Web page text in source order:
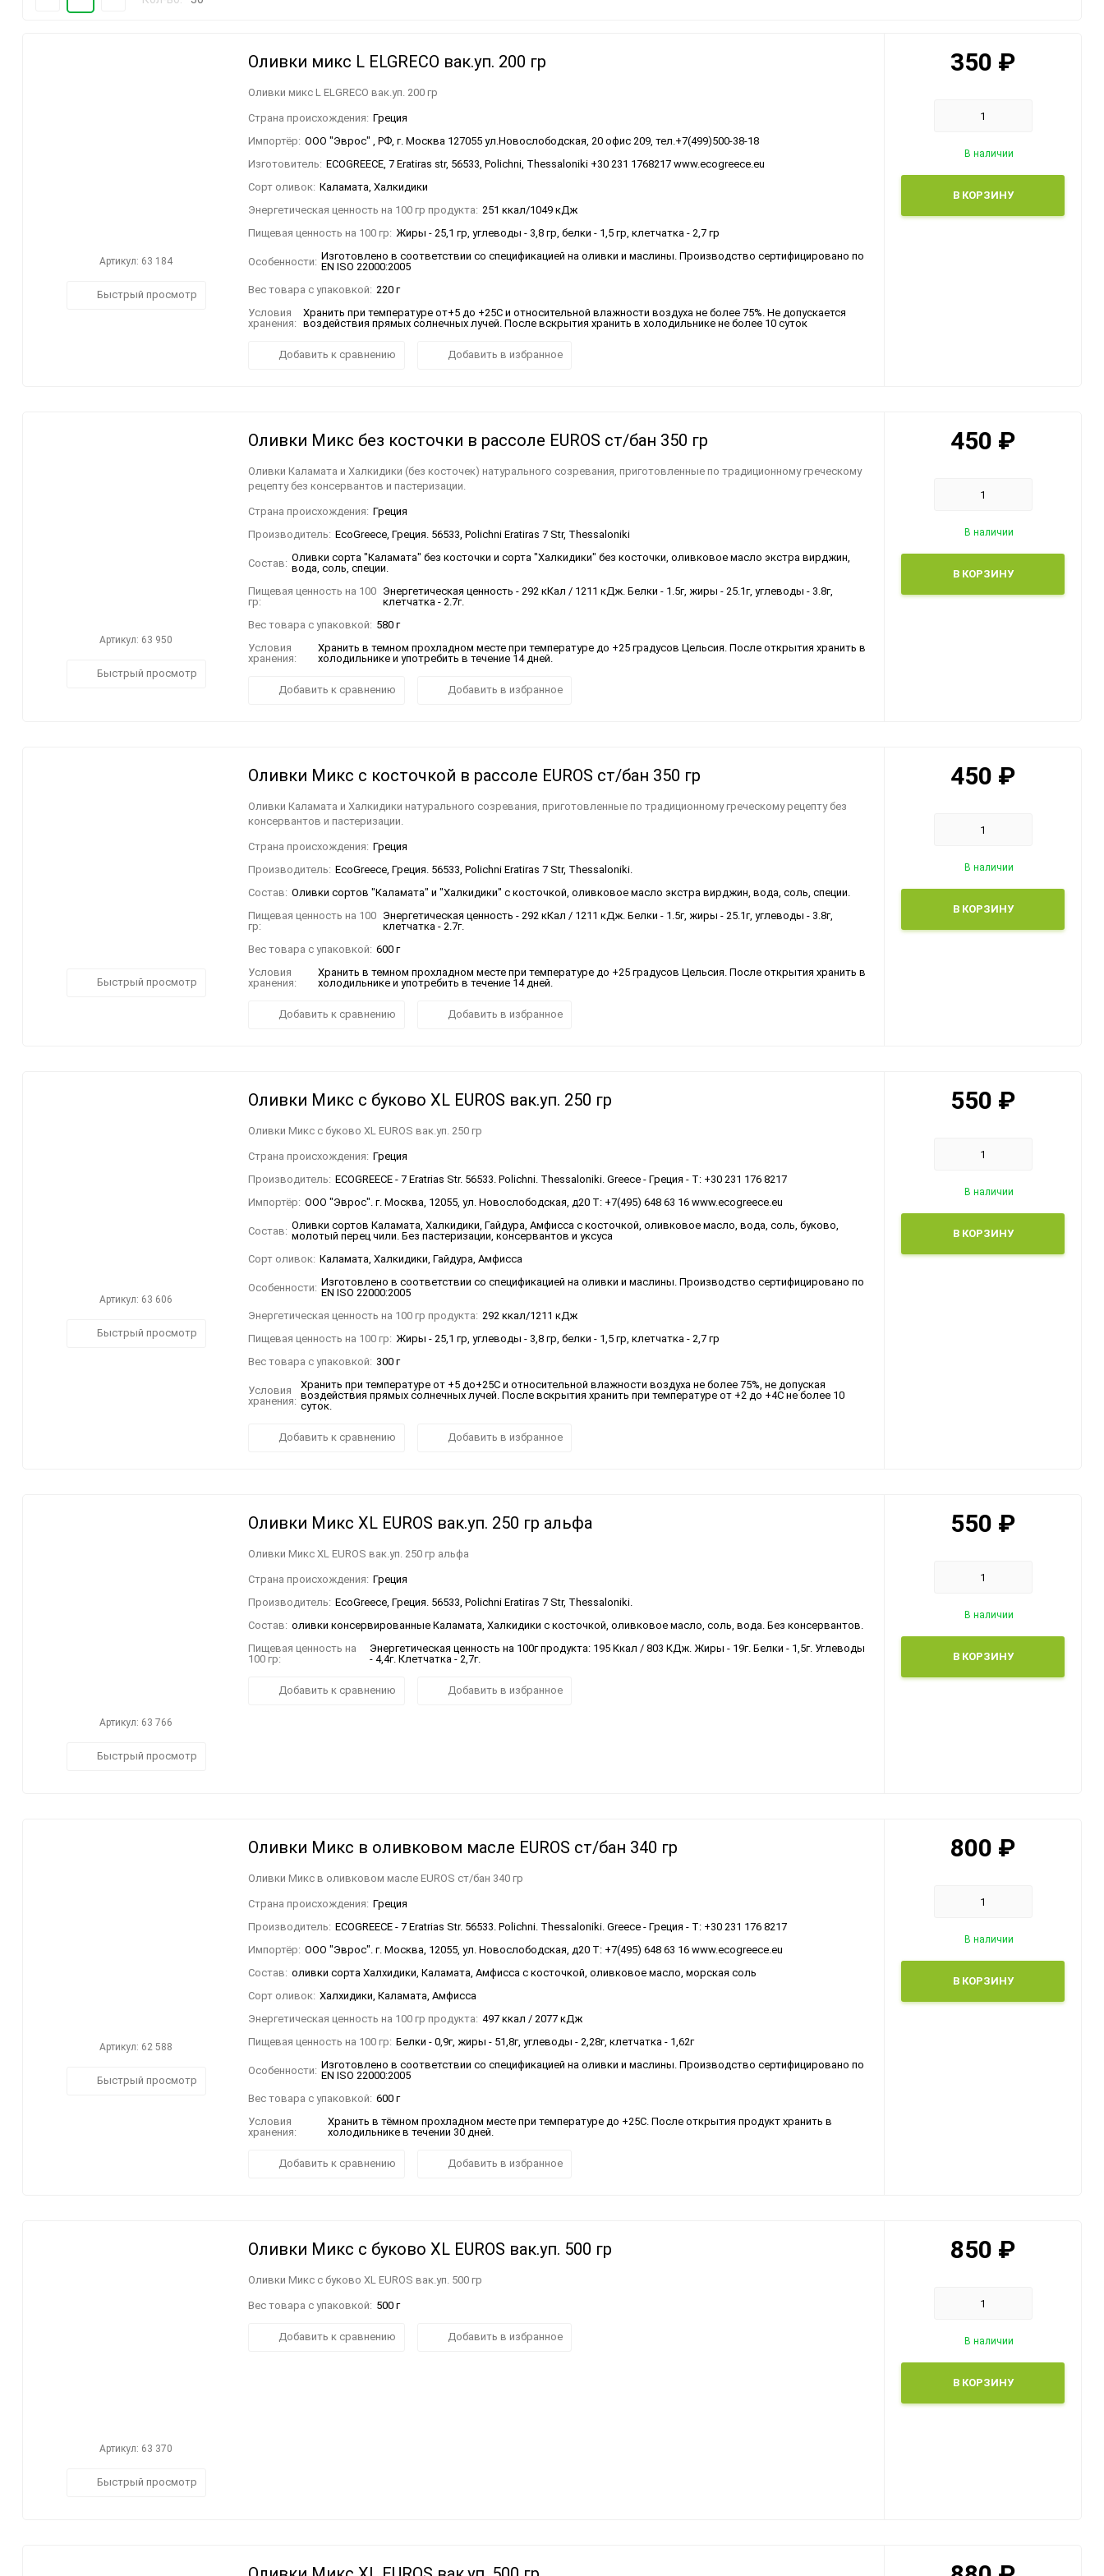
Артикул: 63 184
Быстрый просмотр
Оливки микс L ELGRECO вак.уп. 200 гр
Оливки микс L ELGRECO вак.уп. 200 гр
Страна происхождения: Греция
Импортёр: ООО "Эврос" , РФ, г. Москва 127055 ул.Новослободская, 20 офис 209, тел.+7(499)500-38-18
Изготовитель: ECOGREECE, 7 Eratiras str, 56533, Polichni, Thessaloniki +30 231 1768217 www.ecogreece.eu
Сорт оливок: Каламата, Халкидики
Энергетическая ценность на 100 гр продукта: 251 ккал/1049 кДж
Пищевая ценность на 100 гр: Жиры - 25,1 гр, углеводы - 3,8 гр, белки - 1,5 гр, клетчатка - 2,7 гр
Особенности: Изготовлено в соответствии со спецификацией на оливки и маслины. Производство сертифицировано по
EN ISO 22000:2005
Вес товара с упаковкой: 220 г
Условия
хранения:
Хранить при температуре от+5 до +25С и относительной влажности воздуха не более 75%. Не допускается
воздействия прямых солнечных лучей. После вскрытия хранить в холодильнике не более 10 суток
Добавить к сравнению Добавить в избранное
350 ₽
В наличии
В КОРЗИНУ
Артикул: 63 950
Быстрый просмотр
Оливки Микс без косточки в рассоле EUROS ст/бан 350 гр
Оливки Каламата и Халкидики (без косточек) натурального созревания, приготовленные по традиционному греческому
рецепту без консервантов и пастеризации.
Страна происхождения: Греция
Производитель: EcoGreece, Греция. 56533, Polichni Eratiras 7 Str, Thessaloniki
Состав: Оливки сорта "Каламата" без косточки и сорта "Халкидики" без косточки, оливковое масло экстра вирджин,
вода, соль, специи.
Пищевая ценность на 100
гр:
Энергетическая ценность - 292 кКал / 1211 кДж. Белки - 1.5г, жиры - 25.1г, углеводы - 3.8г,
клетчатка - 2.7г.
Вес товара с упаковкой: 580 г
Условия
хранения:
Хранить в темном прохладном месте при температуре до +25 градусов Цельсия. После открытия хранить в
холодильнике и употребить в течение 14 дней.
Добавить к сравнению Добавить в избранное
450 ₽
В наличии
В КОРЗИНУ
Быстрый просмотр
Оливки Микс с косточкой в рассоле EUROS ст/бан 350 гр
Оливки Каламата и Халкидики натурального созревания, приготовленные по традиционному греческому рецепту без
консервантов и пастеризации.
Страна происхождения: Греция
Производитель: EcoGreece, Греция. 56533, Polichni Eratiras 7 Str, Thessaloniki.
Состав: Оливки сортов "Каламата" и "Халкидики" с косточкой, оливковое масло экстра вирджин, вода, соль, специи.
Пищевая ценность на 100
гр:
Энергетическая ценность - 292 кКал / 1211 кДж. Белки - 1.5г, жиры - 25.1г, углеводы - 3.8г,
клетчатка - 2.7г.
Вес товара с упаковкой: 600 г
Условия
хранения:
Хранить в темном прохладном месте при температуре до +25 градусов Цельсия. После открытия хранить в
холодильнике и употребить в течение 14 дней.
Добавить к сравнению Добавить в избранное
450 ₽
В наличии
В КОРЗИНУ
Артикул: 63 606
Быстрый просмотр
Оливки Микс с буково XL EUROS вак.уп. 250 гр
Оливки Микс с буково XL EUROS вак.уп. 250 гр
Страна происхождения: Греция
Производитель: ECOGREECE - 7 Eratrias Str. 56533. Polichni. Thessaloniki. Greece - Греция - T: +30 231 176 8217
Импортёр: ООО "Эврос". г. Москва, 12055, ул. Новослободская, д20 Т: +7(495) 648 63 16 www.ecogreece.eu
Состав: Оливки сортов Каламата, Халкидики, Гайдура, Амфисса с косточкой, оливковое масло, вода, соль, буково,
молотый перец чили. Без пастеризации, консервантов и уксуса
Сорт оливок: Каламата, Халкидики, Гайдура, Амфисса
Особенности: Изготовлено в соответствии со спецификацией на оливки и маслины. Производство сертифицировано по
EN ISO 22000:2005
Энергетическая ценность на 100 гр продукта: 292 ккал/1211 кДж
Пищевая ценность на 100 гр: Жиры - 25,1 гр, углеводы - 3,8 гр, белки - 1,5 гр, клетчатка - 2,7 гр
Вес товара с упаковкой: 300 г
Условия
хранения:
Хранить при температуре от +5 до+25С и относительной влажности воздуха не более 75%, не допуская
воздействия прямых солнечных лучей. После вскрытия хранить при температуре от +2 до +4С не более 10
суток.
Добавить к сравнению Добавить в избранное
550 ₽
В наличии
В КОРЗИНУ
Артикул: 63 766
Быстрый просмотр
Оливки Микс XL EUROS вак.уп. 250 гр альфа
Оливки Микс XL EUROS вак.уп. 250 гр альфа
Страна происхождения: Греция
Производитель: EcoGreece, Греция. 56533, Polichni Eratiras 7 Str, Thessaloniki.
Состав: оливки консервированные Каламата, Халкидики с косточкой, оливковое масло, соль, вода. Без консервантов.
Пищевая ценность на
100 гр:
Энергетическая ценность на 100г продукта: 195 Ккал / 803 КДж. Жиры - 19г. Белки - 1,5г. Углеводы
- 4,4г. Клетчатка - 2,7г.
Добавить к сравнению Добавить в избранное
550 ₽
В наличии
В КОРЗИНУ
Артикул: 62 588
Быстрый просмотр
Оливки Микс в оливковом масле EUROS ст/бан 340 гр
Оливки Микс в оливковом масле EUROS ст/бан 340 гр
Страна происхождения: Греция
Производитель: ECOGREECE - 7 Eratrias Str. 56533. Polichni. Thessaloniki. Greece - Греция - T: +30 231 176 8217
Импортёр: ООО "Эврос". г. Москва, 12055, ул. Новослободская, д20 Т: +7(495) 648 63 16 www.ecogreece.eu
Состав: оливки сорта Халхидики, Каламата, Амфисса с косточкой, оливковое масло, морская соль
Сорт оливок: Халхидики, Каламата, Амфисса
Энергетическая ценность на 100 гр продукта: 497 ккал / 2077 кДж
Пищевая ценность на 100 гр: Белки - 0,9г, жиры - 51,8г, углеводы - 2,28г, клетчатка - 1,62г
Особенности: Изготовлено в соответствии со спецификацией на оливки и маслины. Производство сертифицировано по
EN ISO 22000:2005
Вес товара с упаковкой: 600 г
Условия
хранения:
Хранить в тёмном прохладном месте при температуре до +25С. После открытия продукт хранить в
холодильнике в течении 30 дней.
Добавить к сравнению Добавить в избранное
800 ₽
В наличии
В КОРЗИНУ
Артикул: 63 370
Быстрый просмотр
Оливки Микс с буково XL EUROS вак.уп. 500 гр
Оливки Микс с буково XL EUROS вак.уп. 500 гр
Вес товара с упаковкой: 500 г
Добавить к сравнению Добавить в избранное
850 ₽
В наличии
В КОРЗИНУ